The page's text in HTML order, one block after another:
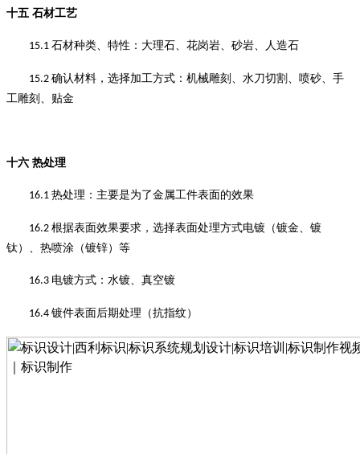
十五 石材工艺
15.1 石材种类、特性 ： 大理石、花岗岩、砂岩、人造石
15.2 确认材料，选择加工方式 ： 机械雕刻 水刀切割 喷砂
手
工雕刻
贴金
十六 热处理
16.1 热处理 ： 主要是为了金属工件表面的效果
16.2 根据表面效果要求，选择表面处理方式电镀（镀金、镀
钛）、热喷涂（镀锌）等
16.3 电镀方式：水镀、真空镀
16.4 镀件表面后期处理（抗指纹）